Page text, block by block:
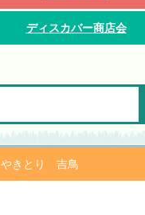
ディスカバー商店会
やきとり 吉鳥